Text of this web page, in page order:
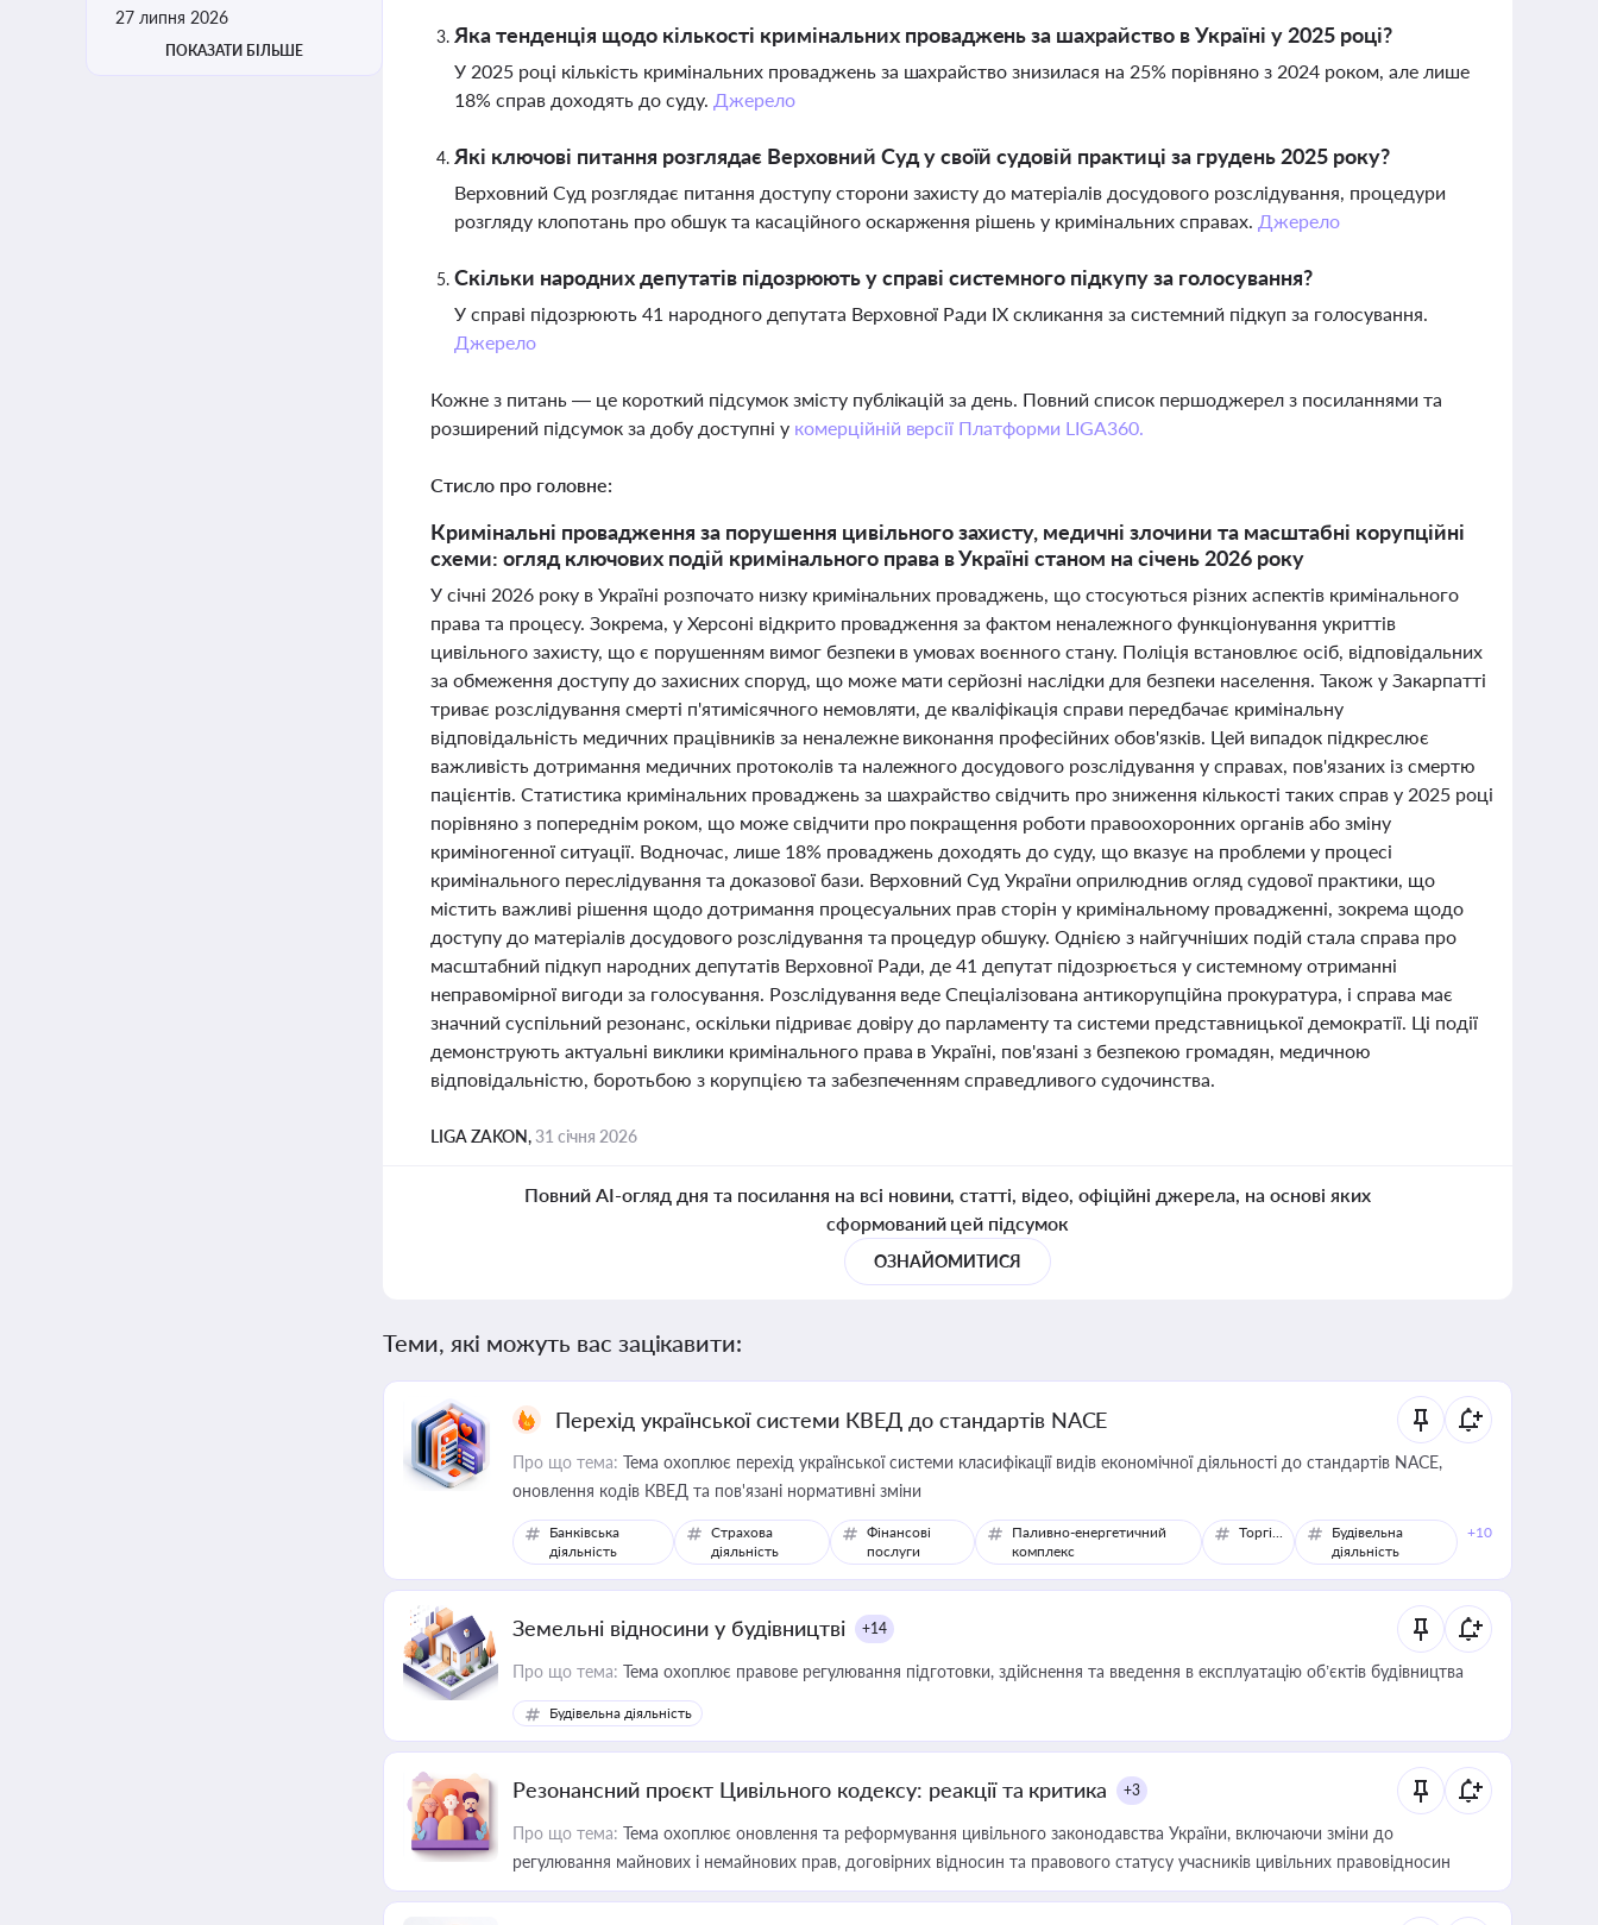
27 липня 2026
ПОКАЗАТИ БІЛЬШЕ
Яка тенденція щодо кількості кримінальних проваджень за шахрайство в Україні у 2025 році?
У 2025 році кількість кримінальних проваджень за шахрайство знизилася на 25% порівняно з 2024 роком, але лише
18% справ доходять до суду. Джерело
Які ключові питання розглядає Верховний Суд у своїй судовій практиці за грудень 2025 року?
Верховний Суд розглядає питання доступу сторони захисту до матеріалів досудового розслідування, процедури
розгляду клопотань про обшук та касаційного оскарження рішень у кримінальних справах. Джерело
Скільки народних депутатів підозрюють у справі системного підкупу за голосування?
У справі підозрюють 41 народного депутата Верховної Ради IX скликання за системний підкуп за голосування.
Джерело
Кожне з питань — це короткий підсумок змісту публікацій за день. Повний список першоджерел з посиланнями та
розширений підсумок за добу доступні у комерційній версії Платформи LIGA360.
Стисло про головне:
Кримінальні провадження за порушення цивільного захисту, медичні злочини та масштабні корупційні
схеми: огляд ключових подій кримінального права в Україні станом на січень 2026 року
У січні 2026 року в Україні розпочато низку кримінальних проваджень, що стосуються різних аспектів кримінального
права та процесу. Зокрема, у Херсоні відкрито провадження за фактом неналежного функціонування укриттів
цивільного захисту, що є порушенням вимог безпеки в умовах воєнного стану. Поліція встановлює осіб, відповідальних
за обмеження доступу до захисних споруд, що може мати серйозні наслідки для безпеки населення. Також у Закарпатті
триває розслідування смерті п'ятимісячного немовляти, де кваліфікація справи передбачає кримінальну
відповідальність медичних працівників за неналежне виконання професійних обов'язків. Цей випадок підкреслює
важливість дотримання медичних протоколів та належного досудового розслідування у справах, пов'язаних із смертю
пацієнтів. Статистика кримінальних проваджень за шахрайство свідчить про зниження кількості таких справ у 2025 році
порівняно з попереднім роком, що може свідчити про покращення роботи правоохоронних органів або зміну
криміногенної ситуації. Водночас, лише 18% проваджень доходять до суду, що вказує на проблеми у процесі
кримінального переслідування та доказової бази. Верховний Суд України оприлюднив огляд судової практики, що
містить важливі рішення щодо дотримання процесуальних прав сторін у кримінальному провадженні, зокрема щодо
доступу до матеріалів досудового розслідування та процедур обшуку. Однією з найгучніших подій стала справа про
масштабний підкуп народних депутатів Верховної Ради, де 41 депутат підозрюється у системному отриманні
неправомірної вигоди за голосування. Розслідування веде Спеціалізована антикорупційна прокуратура, і справа має
значний суспільний резонанс, оскільки підриває довіру до парламенту та системи представницької демократії. Ці події
демонструють актуальні виклики кримінального права в Україні, пов'язані з безпекою громадян, медичною
відповідальністю, боротьбою з корупцією та забезпеченням справедливого судочинства.
LIGA ZAKON,31 січня 2026
Повний AI-огляд дня та посилання на всі новини, статті, відео, офіційні джерела, на основі яких
сформований цей підсумок
ОЗНАЙОМИТИСЯ
Теми, які можуть вас зацікавити:
Перехід української системи КВЕД до стандартів NACE
Про що тема: Тема охоплює перехід української системи класифікації видів економічної діяльності до стандартів NACE,
оновлення кодів КВЕД та пов'язані нормативні зміни
Банківська
діяльність
Страхова
діяльність
Фінансові
послуги
Паливно-енергетичний
комплекс
Торгівля
Будівельна
діяльність
+10
Земельні відносини у будівництві +14
Про що тема: Тема охоплює правове регулювання підготовки, здійснення та введення в експлуатацію об’єктів будівництва
Будівельна діяльність
Резонансний проєкт Цивільного кодексу: реакції та критика +3
Про що тема: Тема охоплює оновлення та реформування цивільного законодавства України, включаючи зміни до
регулювання майнових і немайнових прав, договірних відносин та правового статусу учасників цивільних правовідносин